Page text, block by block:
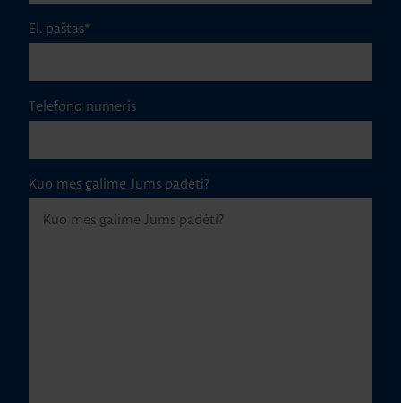
El. paštas*
Telefono numeris
Kuo mes galime Jums padėti?